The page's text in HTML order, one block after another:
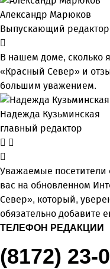
Александр Марюков
Выпускающий редактор
В нашем доме, сколько
«Красный Север» и
большим уважением.
Надежда Кузьминская
главный редактор
Уважаемые посетители
вас на обновленном
Север», который,
обязательно добавите
ТЕЛЕФОН РЕДАКЦИИ
(8172) 23-